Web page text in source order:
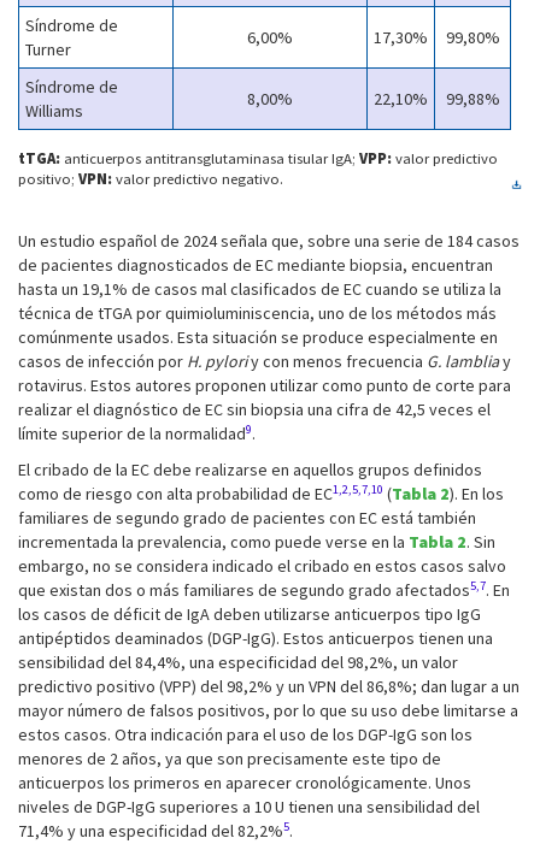
tTGA: anticuerpos antitransglutaminasa tisular IgA; VPP: valor predictivo
positivo; VPN: valor predictivo negativo.
Síndrome de
Turner
6,00% 17,30% 99,80%
Síndrome de
Williams
8,00% 22,10% 99,88%
Un estudio español de 2024 señala que, sobre una serie de 184 casos
de pacientes diagnosticados de EC mediante biopsia, encuentran
hasta un 19,1% de casos mal clasificados de EC cuando se utiliza la
técnica de tTGA por quimioluminiscencia, uno de los métodos más
comúnmente usados. Esta situación se produce especialmente en
casos de infección por H. pyloriy con menos frecuencia G. lambliay
rotavirus. Estos autores proponen utilizar como punto de corte para
realizar el diagnóstico de EC sin biopsia una cifra de 42,5 veces el
límite superior de la normalidad9.
El cribado de la EC debe realizarse en aquellos grupos definidos
como de riesgo con alta probabilidad de EC1,2,5,7,10 (Tabla 2). En los
familiares de segundo grado de pacientes con EC está también
incrementada la prevalencia, como puede verse en la Tabla 2. Sin
embargo, no se considera indicado el cribado en estos casos salvo
que existan dos o más familiares de segundo grado afectados5,7. En
los casos de déficit de IgA deben utilizarse anticuerpos tipo IgG
antipéptidos deaminados (DGP-IgG). Estos anticuerpos tienen una
sensibilidad del 84,4%, una especificidad del 98,2%, un valor
predictivo positivo (VPP) del 98,2% y un VPN del 86,8%; dan lugar a un
mayor número de falsos positivos, por lo que su uso debe limitarse a
estos casos. Otra indicación para el uso de los DGP-IgG son los
menores de 2 años, ya que son precisamente este tipo de
anticuerpos los primeros en aparecer cronológicamente. Unos
niveles de DGP-IgG superiores a 10 U tienen una sensibilidad del
71,4% y una especificidad del 82,2%5.